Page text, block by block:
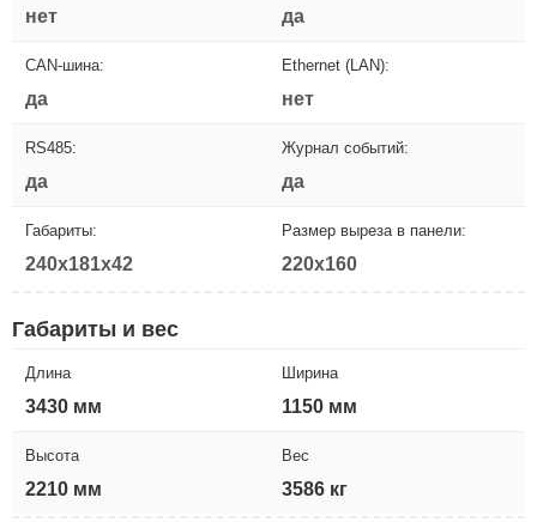
нет да
CAN-шина:
да
Ethernet (LAN):
нет
RS485:
да
Журнал событий:
да
Габариты:
240x181x42
Размер выреза в панели:
220x160
Габариты и вес
Длина
3430 мм
Ширина
1150 мм
Высота
2210 мм
Вес
3586 кг